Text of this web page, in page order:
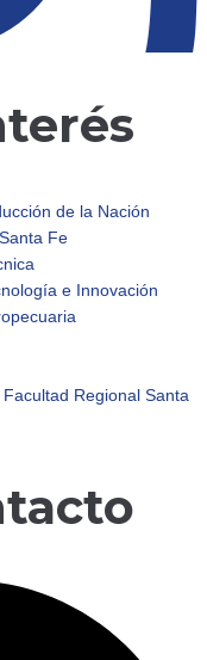
nuevo año c
de la Nación
Fe
e Innovación
Regional Santa